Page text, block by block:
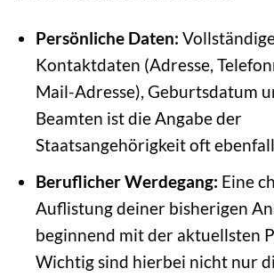
Persönliche Daten:
Kontaktdaten (Adresse,
Mail-Adresse), Geburtsdatum
Beamten ist die Angabe der
Staatsangehörigkeit oft
Beruflicher Werdegang: Eine
Auflistung deiner bisherigen
beginnend mit der aktuellsten
Wichtig sind hierbei nicht nur